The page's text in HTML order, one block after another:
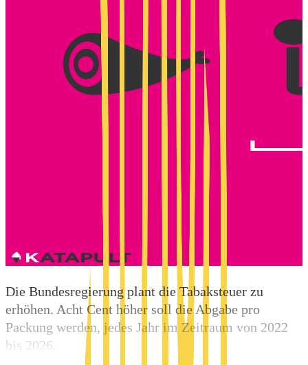
Die Bundesregierung plant die Tabaksteuer zu
erhöhen. Acht Cent höher soll die Abgabe pro
Packung werden, jedes Jahr im Zeitraum von 2022
bis 2026.